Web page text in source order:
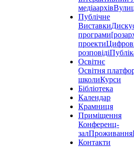
медіаархів
Публічне
Виставки
програми
проекти
розповіді
Освітнє
Освітня
школиКурси
Бібліотека
Календар
Крамниця
Приміщення
Конференц-
залПроживання
Контакти